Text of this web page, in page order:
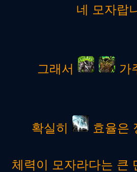
네 모자랍
그래서 가
확실히 효율은
체력이 모자라다는 큰